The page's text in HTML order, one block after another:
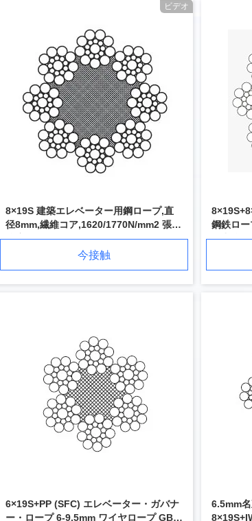
ビデオ
8×19S 建築エレベーター用鋼ロープ,直
径8mm,繊維コア,1620/1770N/mm2 張力
強度
今接触
鋼鉄ロ
張力強さ
6×19S+PP (SFC) エレベーター・ガバナ
ー・ロープ 6-9.5mm ワイヤロープ GB
6.5mm